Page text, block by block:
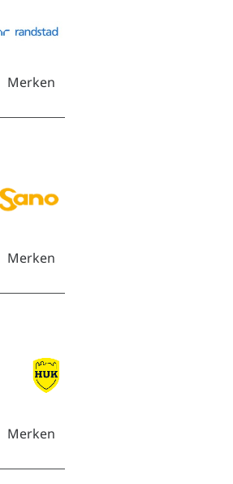
Merken
Merken
Merken